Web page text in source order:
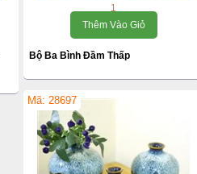
1
Thêm Vào Giỏ
Bộ Ba Bình Đầm Thấp
Mã: 28697